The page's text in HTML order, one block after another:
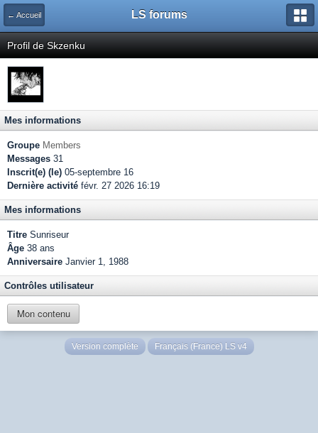
← Accueil LS forums
Profil de Skzenku
Mes informations
Groupe Members
Messages 31
Inscrit(e) (le) 05-septembre 16
Dernière activité févr. 27 2026 16:19
Mes informations
Titre Sunriseur
Âge 38 ans
Anniversaire Janvier 1, 1988
Contrôles utilisateur
Mon contenu
Version complète Français (France) LS v4